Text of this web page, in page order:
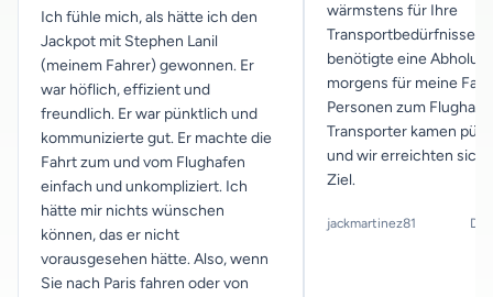
Ich fühle mich, als hätte ich den
Jackpot mit Stephen Lanil
(meinem Fahrer) gewonnen. Er
war höflich, effizient und
freundlich. Er war pünktlich und
kommunizierte gut. Er machte die
Fahrt zum und vom Flughafen
einfach und unkompliziert. Ich
hätte mir nichts wünschen
können, das er nicht
vorausgesehen hätte. Also, wenn
Sie nach Paris fahren oder von
wärmstens für Ihre
Transportbedürfnisse.
benötigte eine
morgens für meine
Personen zum
Transporter kamen
und wir erreichten
Ziel.
jackmartinez81